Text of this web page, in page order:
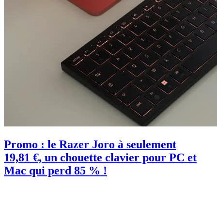
Promo : le Razer Joro à seulement
19,81 €, un chouette clavier pour PC et
Mac qui perd 85 % !